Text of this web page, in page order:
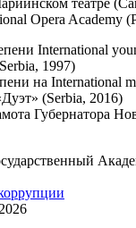
театре
Opera Academy
International
1997)
на International
(Serbia, 2016)
Губернатора